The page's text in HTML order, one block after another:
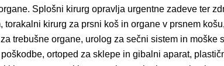
Splošni kirurg opravlja urgentne zadeve ter
kirurg za prsni koš in organe v prsnem košu,
trebušne organe, urolog za sečni sistem in moške
ortoped za sklepe in gibalni aparat,